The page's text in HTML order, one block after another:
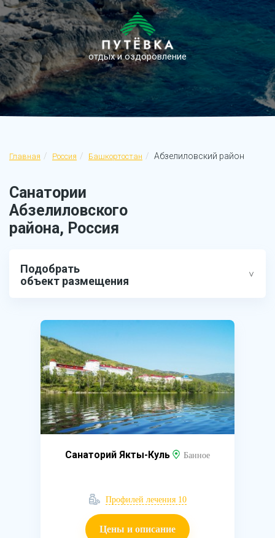
отдых и оздоровление
Главная Россия Башкортостан Абзелиловский район
Санатории
Абзелиловского
района, Россия
Подобрать
объект размещения
Санаторий Якты-Куль Банное
Профилей лечения 10
Цены и описание